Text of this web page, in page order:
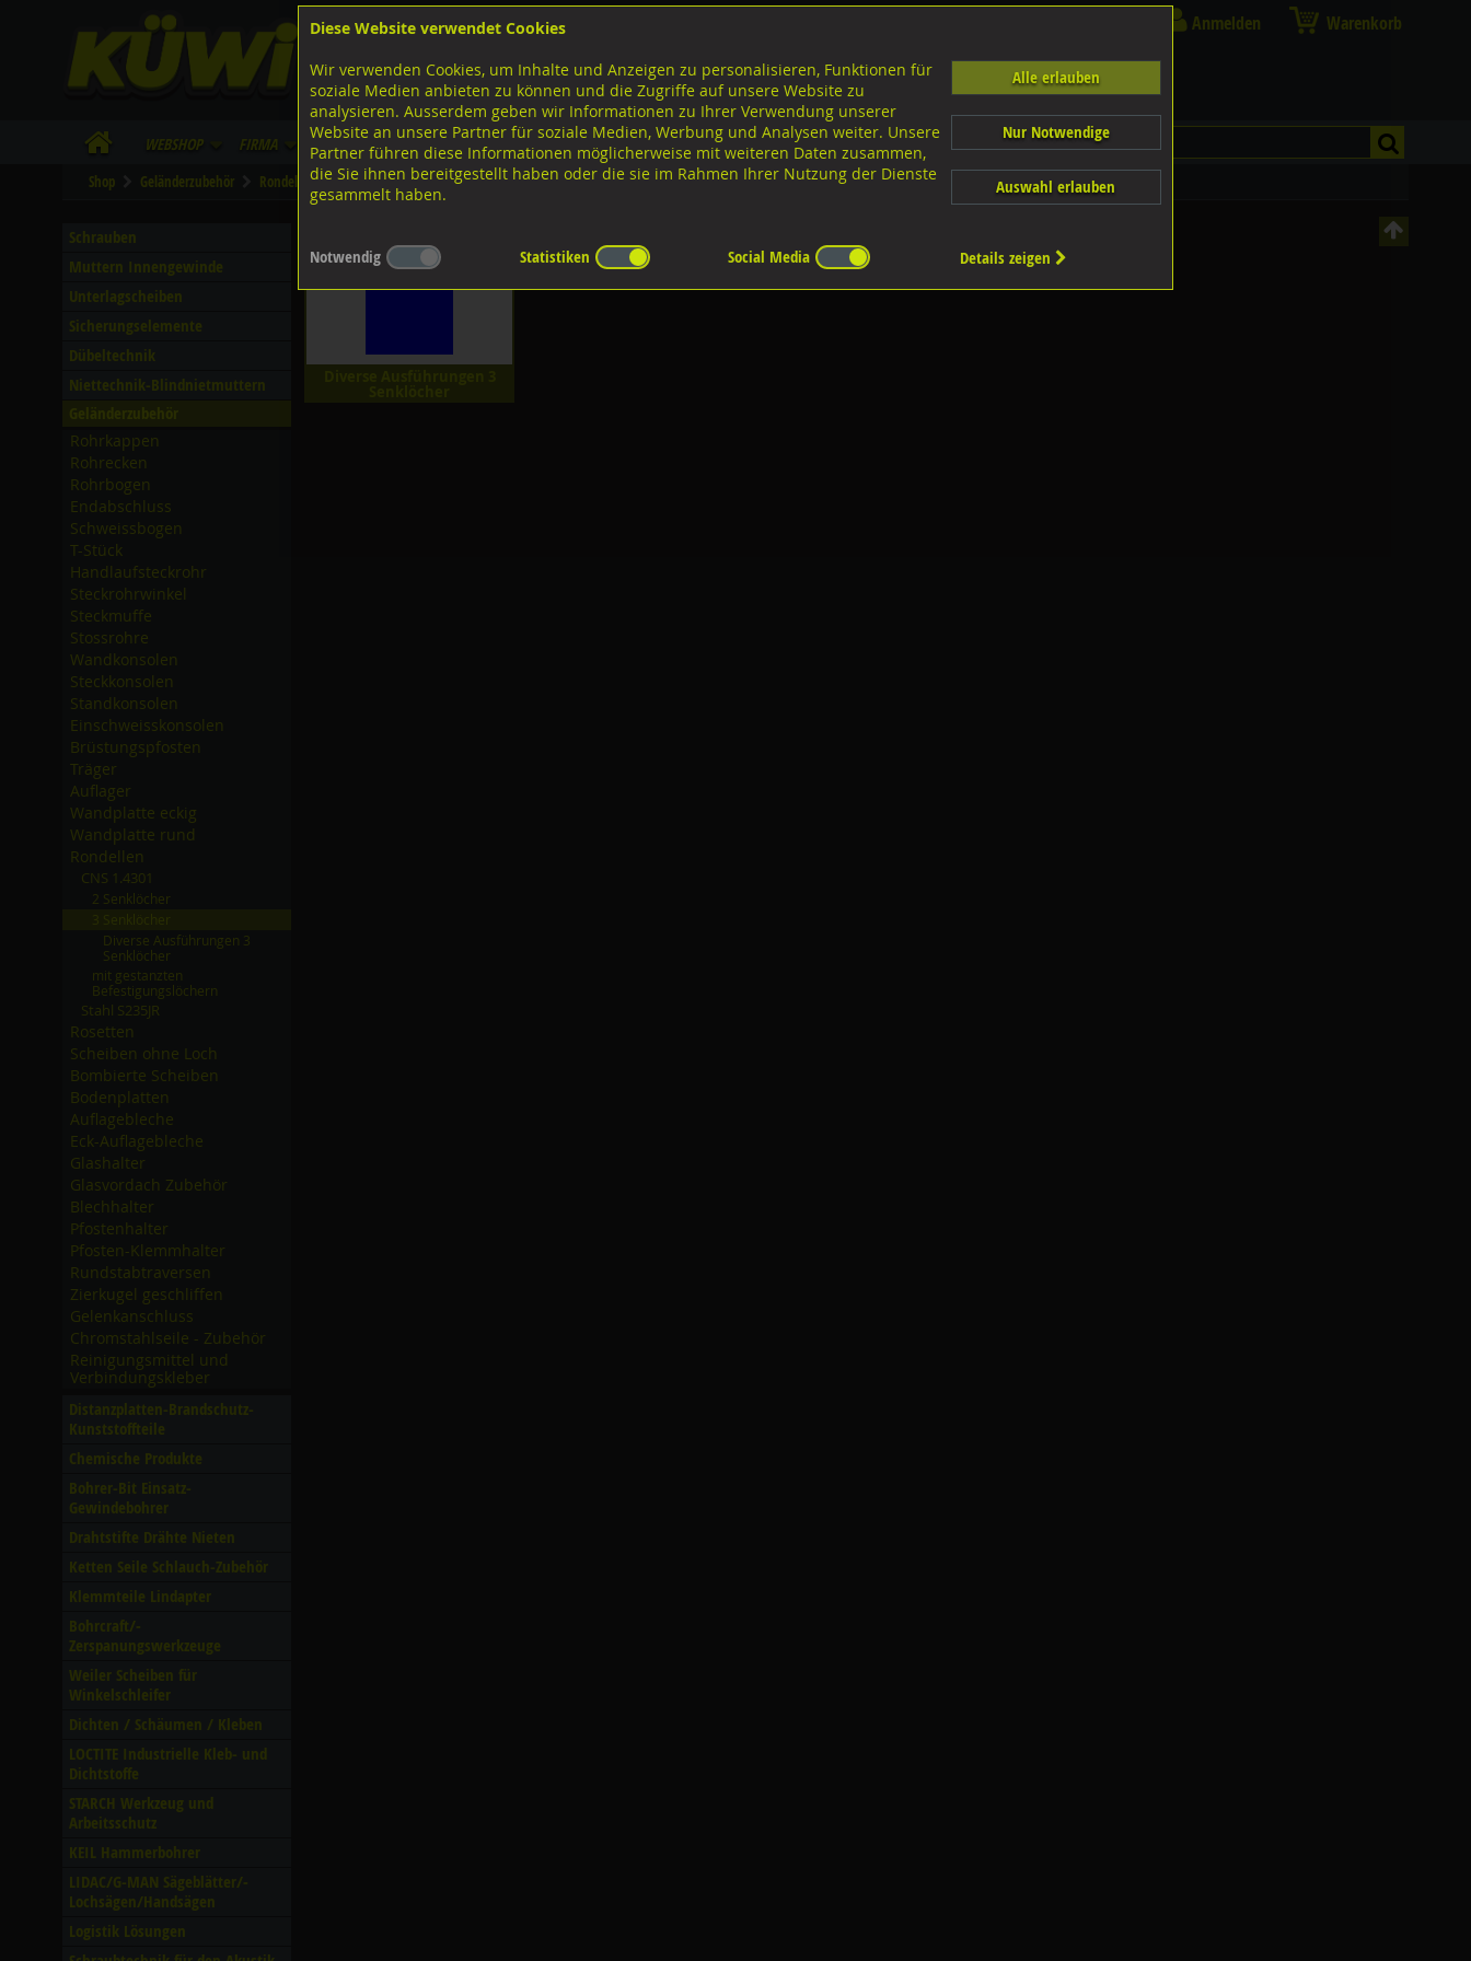
Lagerstrasse 8
Tel. 043 455 20 30
FB
IG
WebShop Firma Lieferinfo Infos/Downloads
Anmelden Warenkorb
Shop Geländerzubehör Rondellen CNS 1.4301 3 Senklöcher
Schrauben
Muttern Innengewinde
Unterlagscheiben
Sicherungselemente
Dübeltechnik
Niettechnik-Blindnietmuttern
Rohrkappen
Rohrecken
Rohrbogen
Endabschluss
Schweissbogen
T-Stück
Handlaufsteckrohr
Steckrohrwinkel
Steckmuffe
Stossrohre
Wandkonsolen
Steckkonsolen
Standkonsolen
Einschweisskonsolen
Brüstungspfosten
Träger
Auflager
Wandplatte eckig
Wandplatte rund
Rondellen
CNS 1.4301
2 Senklöcher
Diverse Ausführungen 3
Senklöcher
mit gestanzten
Befestigungslöchern
Stahl S235JR
Rosetten
Scheiben ohne Loch
Bombierte Scheiben
Bodenplatten
Auflagebleche
Eck-Auflagebleche
Glashalter
Glasvordach Zubehör
Blechhalter
Pfostenhalter
Pfosten-Klemmhalter
Rundstabtraversen
Zierkugel geschliffen
Gelenkanschluss
Chromstahlseile - Zubehör
Reinigungsmittel und
Verbindungskleber
Distanzplatten-Brandschutz-
Kunststoffteile
Chemische Produkte
Bohrer-Bit Einsatz-
Gewindebohrer
Drahtstifte Drähte Nieten
Ketten Seile Schlauch-Zubehör
Klemmteile Lindapter
Bohrcraft/­
Zerspanungswerkzeuge
Weiler Scheiben für
Winkelschleifer
Dichten /­ Schäumen /­ Kleben
LOCTITE Industrielle Kleb- und
Dichtstoffe
STARCH Werkzeug und
Arbeitsschutz
KEIL Hammerbohrer
LIDAC/­G-MAN Sägeblätter/­
Lochsägen/­Handsägen
Logistik Lösungen
Diese Website verwendet Cookies
Wir verwenden Cookies, um Inhalte und Anzeigen zu personalisieren, Funktionen für
soziale Medien anbieten zu können und die Zugriffe auf unsere Website zu
analysieren. Ausserdem geben wir Informationen zu Ihrer Verwendung unserer
Website an unsere Partner für soziale Medien, Werbung und Analysen weiter. Unsere
Partner führen diese Informationen möglicherweise mit weiteren Daten zusammen,
die Sie ihnen bereitgestellt haben oder die sie im Rahmen Ihrer Nutzung der Dienste
gesammelt haben.
Alle erlauben
Nur Notwendige
Auswahl erlauben
Notwendig Statistiken Social Media Details zeigen